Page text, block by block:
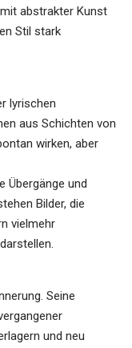
abstrakter Kunst
Stil stark
lyrischen
aus Schichten von
wirken, aber
Übergänge und
Bilder, die
vielmehr
Seine
und neu